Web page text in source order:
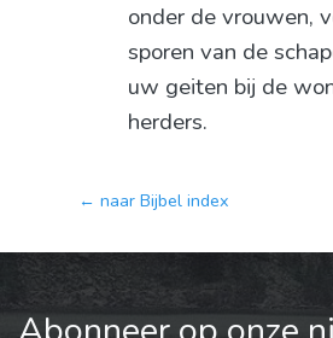
onder de vrouwen,
sporen van de
uw geiten bij de
herders.
← naar Bijbel index